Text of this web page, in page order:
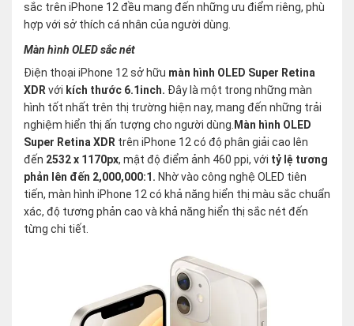
sắc trên iPhone 12 đều mang đến những ưu điểm riêng, phù
hợp với sở thích cá nhân của người dùng.
Màn hình OLED sắc nét
Điện thoại iPhone 12 sở hữu màn hình OLED Super Retina
XDRvới kích thước 6.1inch. Đây là một trong những màn
hình tốt nhất trên thị trường hiện nay, mang đến những trải
nghiệm hiển thị ấn tượng cho người dùng. Màn hình OLED
Super Retina XDR trên iPhone 12 có độ phân giải cao lên
đến 2532 x 1170px, mật độ điểm ảnh 460 ppi, với tỷ lệ tương
phản lên đến 2,000,000:1. Nhờ vào công nghệ OLED tiên
tiến, màn hình iPhone 12 có khả năng hiển thị màu sắc chuẩn
xác, độ tương phản cao và khả năng hiển thị sắc nét đến
từng chi tiết.